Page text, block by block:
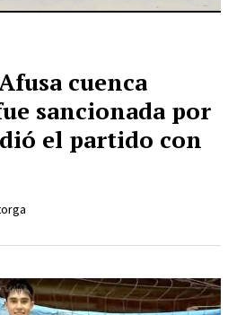
cuenca
sancionada por
el partido con